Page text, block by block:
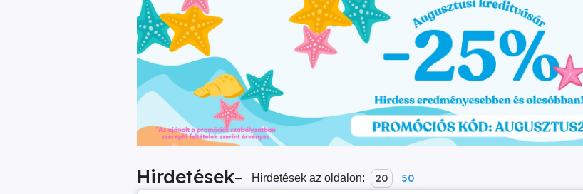
Hirdetések– Hirdetések az oldalon: 20 50